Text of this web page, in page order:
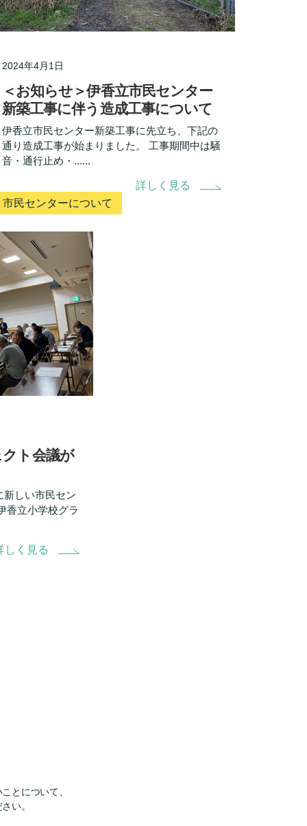
市民センターについて
2024年4月1日
＜お知らせ＞伊香立市民センター
新築工事に伴う造成工事について
伊香立市民センター新築工事に先立ち、下記の
通り造成工事が始まりました。 工事期間中は騒
音・通行止め・......
詳しく見る
ト会議が
新しい市民セン
香立小学校グラ
しく見る
とについて、
い。